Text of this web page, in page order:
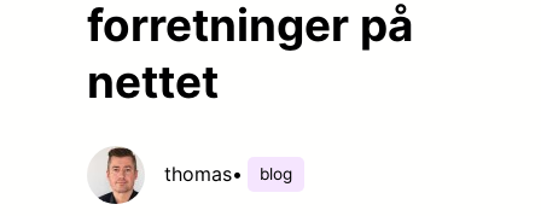
forretninger på
nettet
thomas• blog